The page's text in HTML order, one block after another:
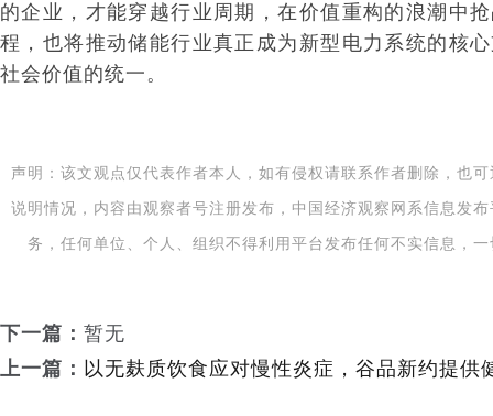
的企业，才能穿越行业周期，在价值重构的浪潮中
程，也将推动储能行业真正成为新型电力系统的核
社会价值的统一。
声明：该文观点仅代表作者本人，如有侵权请联系作者删除，也
说明情况，内容由观察者号注册发布，中国经济观察网系信息发
务，任何单位、个人、组织不得利用平台发布任何不实信息，
下一篇： 暂无
上一篇： 以无麸质饮食应对慢性炎症，谷品新约提供